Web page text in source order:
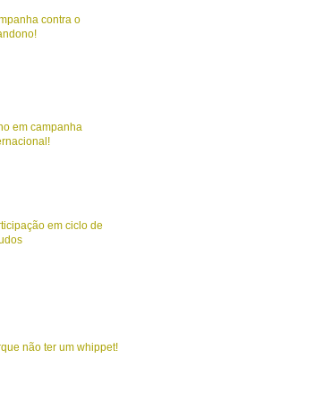
contra o
em campanha
em ciclo de
não ter um whippet!